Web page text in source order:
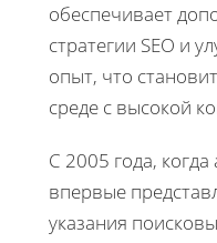
обеспечивает
стратегии SEO и
опыт, что
среде с высокой
С 2005 года,
впервые
указания